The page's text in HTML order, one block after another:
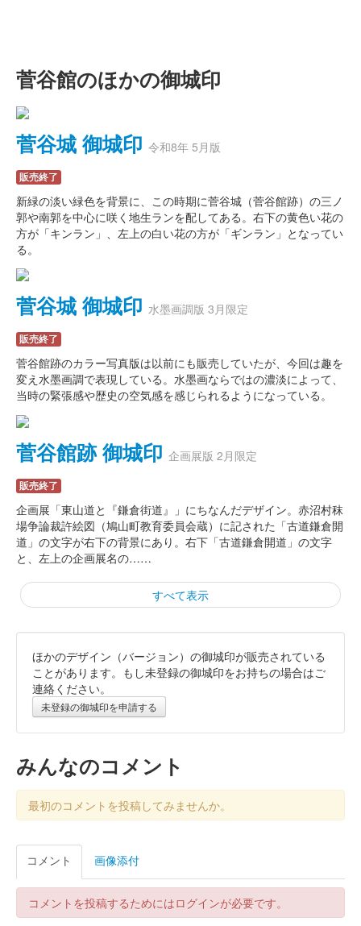
菅谷館のほかの御城印
菅谷城 御城印 令和8年 5月版
販売終了
新緑の淡い緑色を背景に、この時期に菅谷城（菅谷館跡）の三ノ
郭や南郭を中心に咲く地生ランを配してある。右下の黄色い花の
方が「キンラン」、左上の白い花の方が「ギンラン」となってい
る。
菅谷城 御城印 水墨画調版 3月限定
販売終了
菅谷館跡のカラー写真版は以前にも販売していたが、今回は趣を
変え水墨画調で表現している。水墨画ならではの濃淡によって、
当時の緊張感や歴史の空気感を感じられるようになっている。
菅谷館跡 御城印 企画展版 2月限定
販売終了
企画展「東山道と『鎌倉街道』」にちなんだデザイン。赤沼村秣
場争論裁許絵図（鳩山町教育委員会蔵）に記された「古道鎌倉開
道」の文字が右下の背景にあり。右下「古道鎌倉開道」の文字
と、左上の企画展名の……
すべて表示
菅谷館跡 御城印 大妻嵐山中学校・高等学校コラボ
御城印 令和7年度版 第4弾
販売終了
台紙は細川紙を使用。「菅谷館跡」の文字は大妻嵐山高等学校書
道部による揮毫。
菅谷館跡 御城印
御城印 令和7年度版 畠山重忠 第4弾
販売終了
台紙は小川和紙を使用。「菅谷館跡」の文字は大妻嵐山高等学校
ほかのデザイン（バージョン）の御城印が販売されている
ことがあります。もし未登録の御城印をお持ちの場合はご
連絡ください。
未登録の御城印を申請する
みんなのコメント
最初のコメントを投稿してみませんか。
コメント 画像添付
コメントを投稿するためにはログインが必要です。